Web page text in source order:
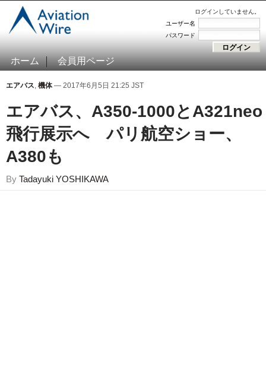
ログインしていません。
ユーザー名
パスワード
ホーム 会員用ページ
エアバス, 機体— 2017年6月5日 21:25 JST
エアバス、A350-1000とA321neo
飛行展示へ パリ航空ショー、
A380も
By Tadayuki YOSHIKAWA